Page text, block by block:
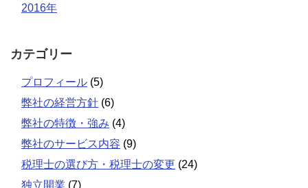
2016年
カテゴリー
プロフィール (5)
弊社の経営方針 (6)
弊社の特徴・強み (4)
弊社のサービス内容 (9)
税理士の選び方・税理士の変更 (24)
独立開業 (7)